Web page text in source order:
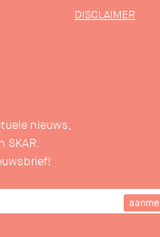
DISCLAIMER
nieuws,
SKAR.